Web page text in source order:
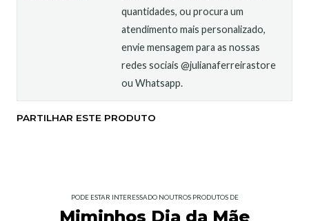
quantidades, ou procura um
atendimento mais personalizado,
envie mensagem para as nossas
redes sociais @julianaferreirastore
ou Whatsapp.
PARTILHAR ESTE PRODUTO
PODE ESTAR INTERESSADO NOUTROS PRODUTOS DE
Miminhos Dia da Mãe